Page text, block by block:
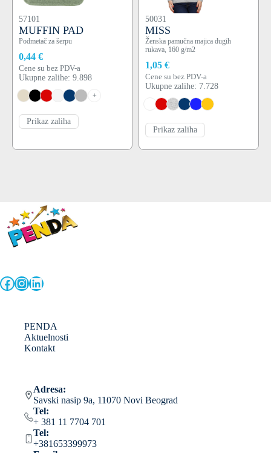
57101
MUFFIN PAD
Podmetač za šerpu
0,44 €
Cene su bez PDV-a
Ukupne zalihe: 9.898
+
Prikaz zaliha
50031
MISS
Ženska pamučna majica dugih
rukava, 160 g/m2
1,05 €
Cene su bez PDV-a
Ukupne zalihe: 7.728
Prikaz zaliha
Facebook
Instagram
LinkedIn
PENDA
Aktuelnosti
Kontakt
Adresa:
Savski nasip 9a, 11070 Novi Beograd
Tel:
+ 381 11 7704 701
Tel:
+381653399973